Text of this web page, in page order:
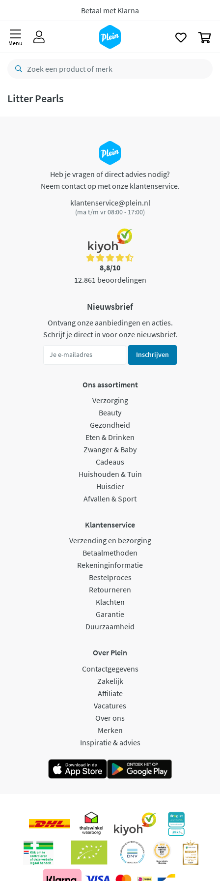
Betaal met Klarna
Menu
Litter Pearls
Heb je vragen of direct advies nodig?
Neem contact op met onze klantenservice.
klantenservice@plein.nl
(ma t/m vr 08:00 - 17:00)
8,8/10
12.861 beoordelingen
Nieuwsbrief
Ontvang onze aanbiedingen en acties.
Schrijf je direct in voor onze nieuwsbrief.
Inschrijven
Ons assortiment
Verzorging
Beauty
Gezondheid
Eten & Drinken
Zwanger & Baby
Cadeaus
Huishouden & Tuin
Huisdier
Afvallen & Sport
Klantenservice
Verzending en bezorging
Betaalmethoden
Rekeninginformatie
Bestelproces
Retourneren
Klachten
Garantie
Duurzaamheid
Over Plein
Contactgegevens
Zakelijk
Affiliate
Vacatures
Over ons
Merken
Inspiratie & advies